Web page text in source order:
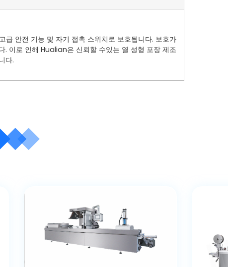
급 안전 기능 및 자기 접촉 스위치로 보호됩니다. 보호가
. 이로 인해 Hualian은 신뢰할 수있는 열 성형 포장 제조
다.